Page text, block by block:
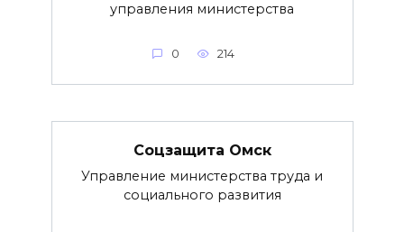
управления министерства
0 214
Соцзащита Омск
Управление министерства труда и
социального развития